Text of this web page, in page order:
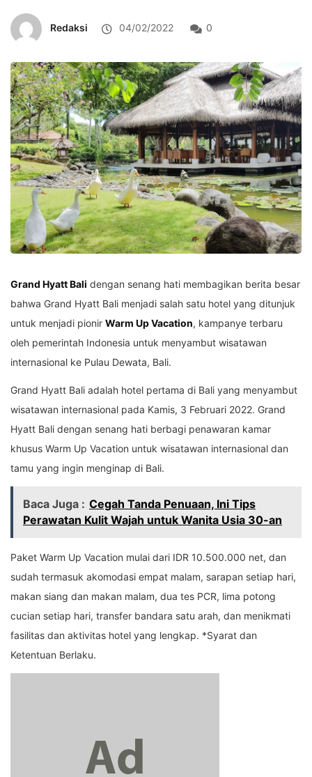
Redaksi 04/02/2022 0
Grand Hyatt Bali dengan senang hati membagikan berita besar
bahwa Grand Hyatt Bali menjadi salah satu hotel yang ditunjuk
untuk menjadi pionir Warm Up Vacation, kampanye terbaru
oleh pemerintah Indonesia untuk menyambut wisatawan
internasional ke Pulau Dewata, Bali.
Grand Hyatt Bali adalah hotel pertama di Bali yang menyambut
wisatawan internasional pada Kamis, 3 Februari 2022. Grand
Hyatt Bali dengan senang hati berbagi penawaran kamar
khusus Warm Up Vacation untuk wisatawan internasional dan
tamu yang ingin menginap di Bali.
Baca Juga : Cegah Tanda Penuaan, Ini Tips
Perawatan Kulit Wajah untuk Wanita Usia 30-an
Paket Warm Up Vacation mulai dari IDR 10.500.000 net, dan
sudah termasuk akomodasi empat malam, sarapan setiap hari,
makan siang dan makan malam, dua tes PCR, lima potong
cucian setiap hari, transfer bandara satu arah, dan menikmati
fasilitas dan aktivitas hotel yang lengkap. *Syarat dan
Ketentuan Berlaku.